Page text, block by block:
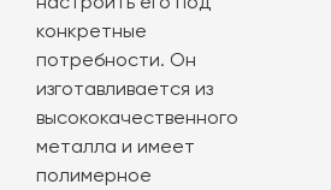
конкретные
потребности. Он
изготавливается из
высококачественного
металла и имеет
полимерное